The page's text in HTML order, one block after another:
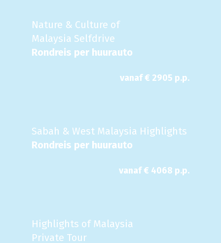
Nature & Culture of
Malaysia Selfdrive
Rondreis per huurauto
vanaf € 2905 p.p.
Sabah & West Malaysia Highlights
Rondreis per huurauto
vanaf € 4068 p.p.
Highlights of Malaysia
Private Tour